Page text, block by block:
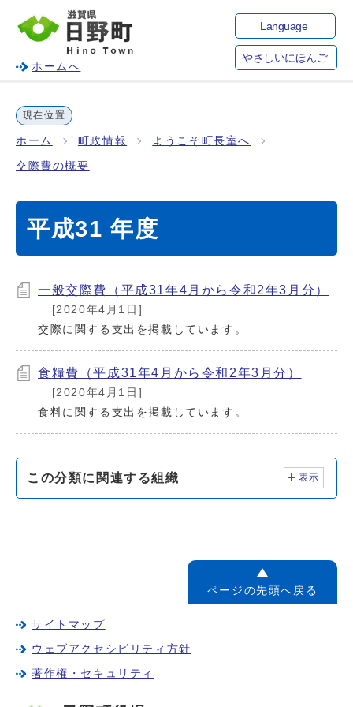
ホームへ
Language
やさしいにほんご
現在位置
ホーム 町政情報 ようこそ町長室へ
交際費の概要
平成31 年度
一般交際費（平成31年4月から令和2年3月分）
[2020年4月1日]
交際に関する支出を掲載しています。
食糧費（平成31年4月から令和2年3月分）
[2020年4月1日]
食料に関する支出を掲載しています。
この分類に関連する組織 表示
ページの先頭へ戻る
サイトマップ
ウェブアクセシビリティ方針
著作権・セキュリティ